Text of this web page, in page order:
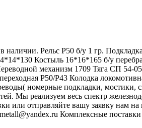
наличии. Рельс Р50 б/у 1 гр.
Костыль 16*16*165 б/у
механизм 1709 Тяга СП 54-
Р50/Р43 Колодка
номерные подкладки, мостики,
Мы реализуем весь спектр
или отправляйте вашу заявку нам
Комплексные